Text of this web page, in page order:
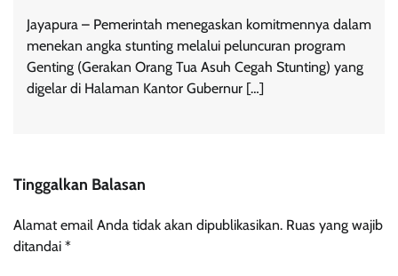
Jayapura – Pemerintah menegaskan komitmennya dalam
menekan angka stunting melalui peluncuran program
Genting (Gerakan Orang Tua Asuh Cegah Stunting) yang
digelar di Halaman Kantor Gubernur […]
Tinggalkan Balasan
Alamat email Anda tidak akan dipublikasikan. Ruas yang wajib
ditandai *